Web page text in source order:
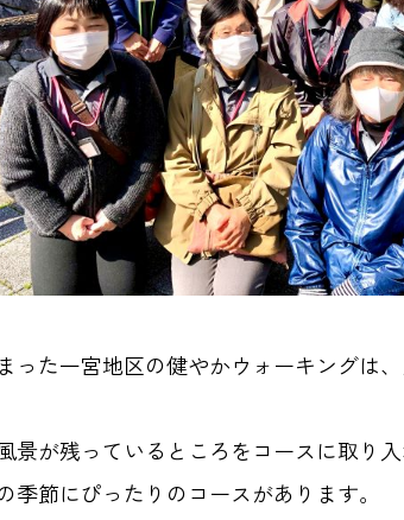
った一宮地区の健やかウォーキングは
景が残っているところをコースに取り
季節にぴったりのコースがあります。